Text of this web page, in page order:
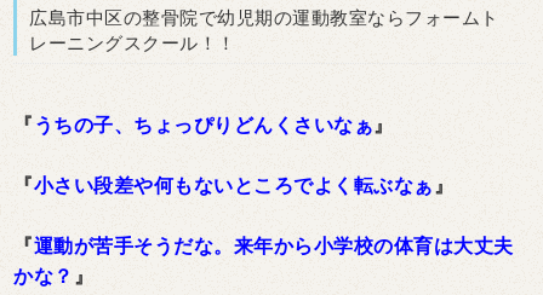
広島市中区の整骨院で幼児期の運動教室ならフォームト
レーニングスクール！！
『うちの子、ちょっぴりどんくさいなぁ』
『小さい段差や何もないところでよく転ぶなぁ』
『運動が苦手そうだな。来年から小学校の体育は大丈夫
かな？ 』